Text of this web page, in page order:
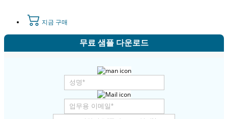
지금 구매
무료 샘플 다운로드